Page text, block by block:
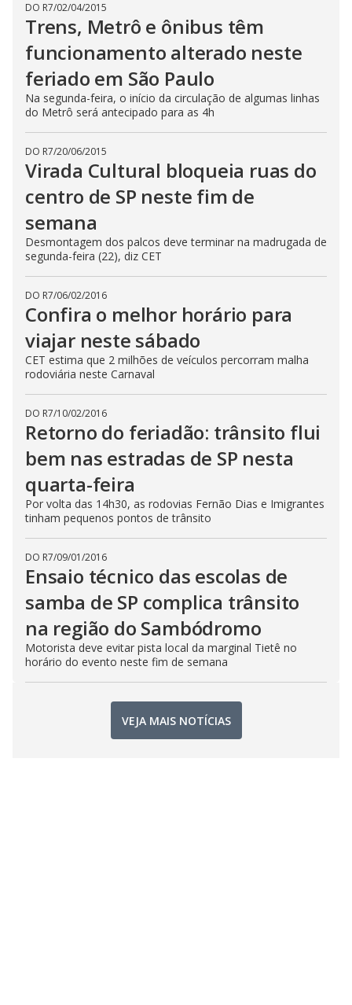
DO R7/02/04/2015
Trens, Metrô e ônibus têm
funcionamento alterado neste
feriado em São Paulo
Na segunda-feira, o início da circulação de algumas linhas
do Metrô será antecipado para as 4h
DO R7/20/06/2015
Virada Cultural bloqueia ruas do
centro de SP neste fim de
semana
Desmontagem dos palcos deve terminar na madrugada de
segunda-feira (22), diz CET
DO R7/06/02/2016
Confira o melhor horário para
viajar neste sábado
CET estima que 2 milhões de veículos percorram malha
rodoviária neste Carnaval
DO R7/10/02/2016
Retorno do feriadão: trânsito flui
bem nas estradas de SP nesta
quarta-feira
Por volta das 14h30, as rodovias Fernão Dias e Imigrantes
tinham pequenos pontos de trânsito
DO R7/09/01/2016
Ensaio técnico das escolas de
samba de SP complica trânsito
na região do Sambódromo
Motorista deve evitar pista local da marginal Tietê no
horário do evento neste fim de semana
VEJA MAIS NOTÍCIAS